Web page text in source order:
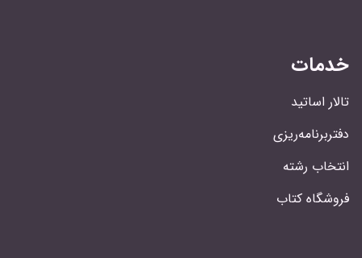
خدمات
تالار اساتید
دفتربرنامه‌ریزی
انتخاب رشته
فروشگاه کتاب